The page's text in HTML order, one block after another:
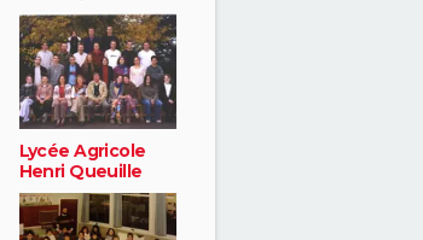
Lycée Agricole
Henri Queuille